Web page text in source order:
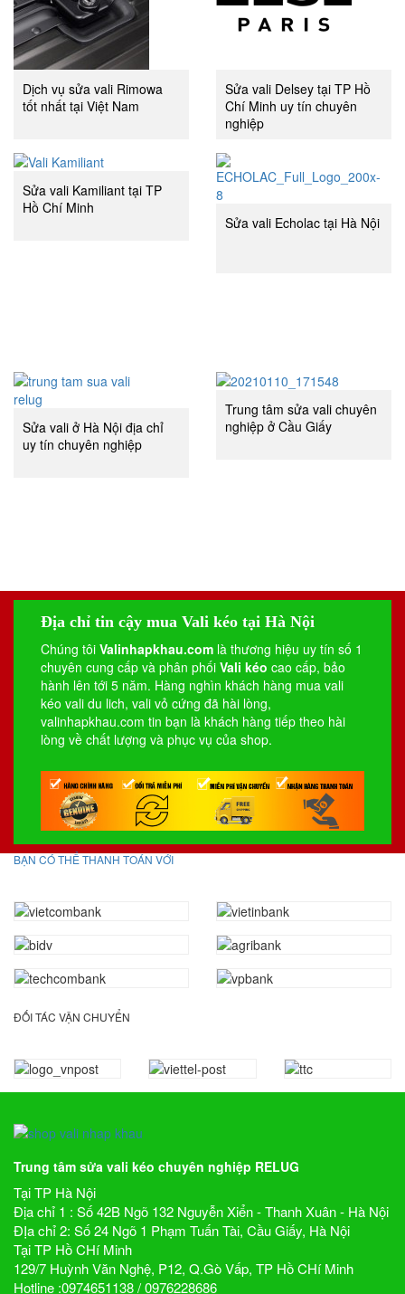
Dịch vụ sửa vali Rimowa
tốt nhất tại Việt Nam
Sửa vali Delsey tại TP Hồ
Chí Minh uy tín chuyên
nghiệp
Sửa vali Kamiliant tại TP
Hồ Chí Minh
Sửa vali Echolac tại Hà Nội
Sửa vali ở Hà Nội địa chỉ
uy tín chuyên nghiệp
Trung tâm sửa vali chuyên
nghiệp ở Cầu Giấy
Địa chỉ tin cậy mua Vali kéo tại Hà Nội
Chúng tôi Valinhapkhau.com là thương hiệu uy tín số 1
chuyên cung cấp và phân phối Vali kéo cao cấp, bảo
hành lên tới 5 năm. Hàng nghìn khách hàng mua vali
kéo vali du lich, vali vỏ cứng đã hài lòng,
valinhapkhau.com tin bạn là khách hàng tiếp theo hài
lòng về chất lượng và phục vụ của shop.
BẠN CÓ THỂ THANH TOÁN VỚI
ĐỐI TÁC VẬN CHUYỂN
Trung tâm sửa vali kéo chuyên nghiệp RELUG
Tại TP Hà Nội
Địa chỉ 1 : Số 42B Ngõ 132 Nguyễn Xiển - Thanh Xuân - Hà Nội
ĐỊa chỉ 2: Số 24 Ngõ 1 Phạm Tuấn Tài, Cầu Giấy, Hà Nội
Tại TP Hồ CHí Minh
129/7 Huỳnh Văn Nghệ, P12, Q.Gò Vấp, TP Hồ CHí Minh
Hotline :0974651138 / 0976228686